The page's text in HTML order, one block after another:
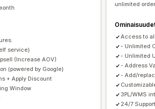
Suppilon tehokkuus
service)
(Increase AOV)
(powered by Google)
+ Apply Discount
Window
unlimited
Access to
- Unlimited
- Unlimited
- Address
- Add/
3PL/WMS
24/7